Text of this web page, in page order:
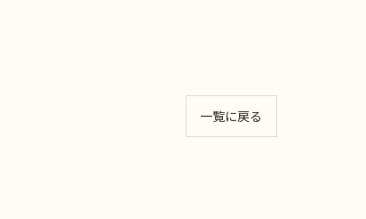
一覧に戻る